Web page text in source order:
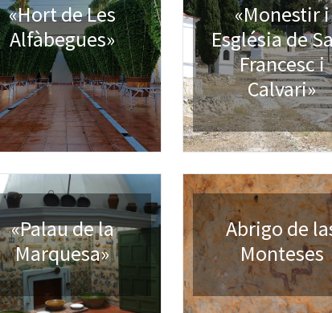
«Hort de Les
Alfàbegues»
«Monestir i
Església de
Francesc i
Calvari»
«Palau de la
Marquesa»
Abrigo de
Monteses